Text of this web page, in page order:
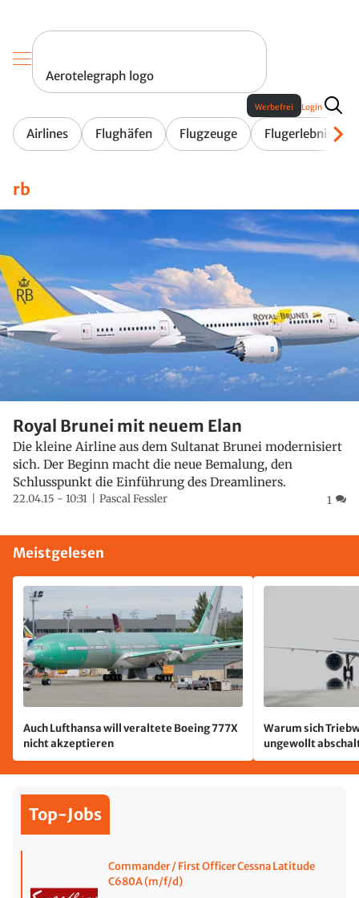
Aerotelegraph logo
Airlines Flughäfen Flugzeuge Flugerlebnis
Werbefrei Login
rb
Royal Brunei mit neuem Elan
Die kleine Airline aus dem Sultanat Brunei modernisiert
sich. Der Beginn macht die neue Bemalung, den
Schlusspunkt die Einführung des Dreamliners.
22.04.15 - 10:31 Pascal Fessler 1
Meistgelesen
Auch Lufthansa will veraltete Boeing 777X
nicht akzeptieren
Warum sich
ungewollt
passiert
Top-Jobs
Commander / First Officer Cessna Latitude
C680A (m/f/d)